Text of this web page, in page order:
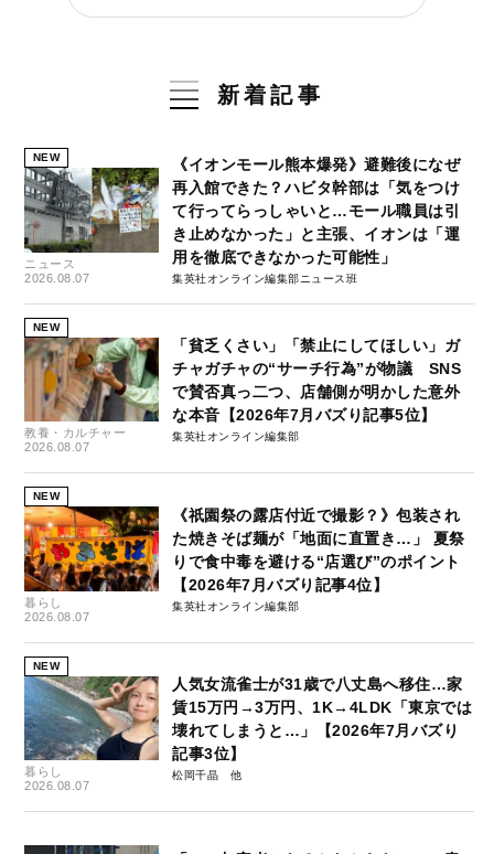
新着記事
NEW
ニュース
2026.08.07
《イオンモール熊本爆発》避難後になぜ
再入館できた？ハビタ幹部は「気をつけ
て行ってらっしゃいと…モール職員は引
き止めなかった」と主張、イオンは「運
用を徹底できなかった可能性」
集英社オンライン編集部ニュース班
NEW
教養・カルチャー
2026.08.07
「貧乏くさい」「禁止にしてほしい」ガ
チャガチャの“サーチ行為”が物議 SNS
で賛否真っ二つ、店舗側が明かした意外
な本音【2026年7月バズり記事5位】
集英社オンライン編集部
NEW
暮らし
2026.08.07
《祇園祭の露店付近で撮影？》包装され
た焼きそば麺が「地面に直置き…」 夏祭
りで食中毒を避ける“店選び”のポイント
【2026年7月バズり記事4位】
集英社オンライン編集部
NEW
暮らし
2026.08.07
人気女流雀士が31歳で八丈島へ移住…家
賃15万円→3万円、1K→4LDK「東京では
壊れてしまうと…」【2026年7月バズり
記事3位】
松岡千晶